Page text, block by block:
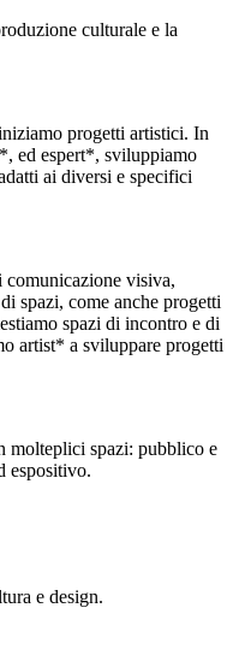
culturale e la
progetti artistici. In
ed espert*, sviluppiamo
ai diversi e specifici
visiva,
spazi, come anche progetti
spazi di incontro e di
artist* a sviluppare progetti
molteplici spazi: pubblico e
espositivo.
e design.